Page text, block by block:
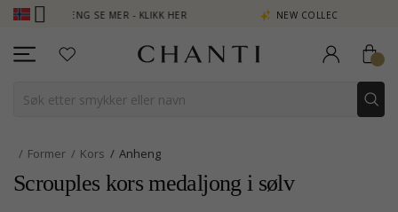
POENG SE MER - KLIKK HER NEW COLLECTION | AURA
Former Kors Anheng
Scrouples kors medaljong i sølv